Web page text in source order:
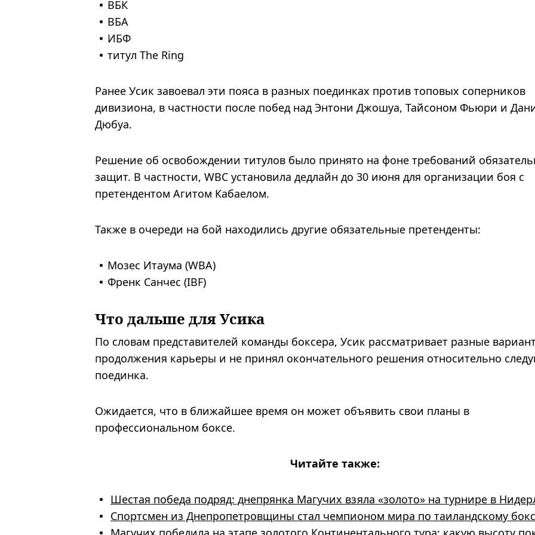
ВБК
ВБА
ИБФ
титул The Ring
Ранее Усик завоевал эти пояса в разных поединках против топовых соперников
дивизиона, в частности после побед над Энтони Джошуа, Тайсоном Фьюри и
Дюбуа.
Решение об освобождении титулов было принято на фоне требований
защит. В частности, WBC установила дедлайн до 30 июня для организации боя с
претендентом Агитом Кабаелом.
Также в очереди на бой находились другие обязательные претенденты:
Мозес Итаума (WBA)
Френк Санчес (IBF)
Что дальше для Усика
По словам представителей команды боксера, Усик рассматривает разные
продолжения карьеры и не принял окончательного решения относительно
поединка.
Ожидается, что в ближайшее время он может объявить свои планы в
профессиональном боксе.
Читайте также:
Шестая победа подряд: днепрянка Магучих взяла «золото» на турнире в
Спортсмен из Днепропетровщины стал чемпионом мира по таиландскому